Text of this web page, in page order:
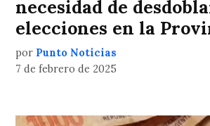
necesidad de
elecciones en la
por Punto Noticias
7 de febrero de 2025